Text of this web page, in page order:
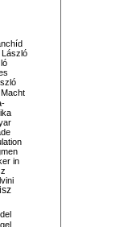
László
Macht
in